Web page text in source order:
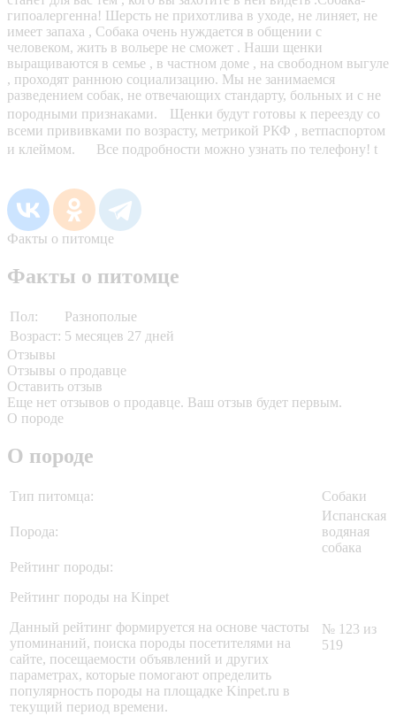
гипоалергенна! Шерсть не прихотлива в уходе, не линяет, не
имеет запаха , Собака очень нуждается в общении с
человеком, жить в вольере не сможет . Наши щенки
выращиваются в семье , в частном доме , на свободном выгуле
, проходят раннюю социализацию. Мы не занимаемся
разведением собак, не отвечающих стандарту, больных и с не
породными признаками. Щенки будут готовы к переезду со
всеми прививками по возрасту, метрикой РКФ , ветпаспортом
и клеймом. Все подробности можно узнать по телефону! t
Факты о питомце
Факты о питомце
Пол:
Разнополые
Возраст: 5 месяцев 27 дней
Отзывы
Отзывы о продавце
Оставить отзыв
Еще нет отзывов о продавце. Ваш отзыв будет первым.
О породе
О породе
Тип питомца: Собаки
Порода:
Испанская
водяная
собака
Рейтинг породы:
Рейтинг породы на Kinpet
Данный рейтинг формируется на основе частоты
упоминаний, поиска породы посетителями на
сайте, посещаемости объявлений и других
параметрах, которые помогают определить
популярность породы на площадке Kinpet.ru в
текущий период времени.
№ 123 из
519